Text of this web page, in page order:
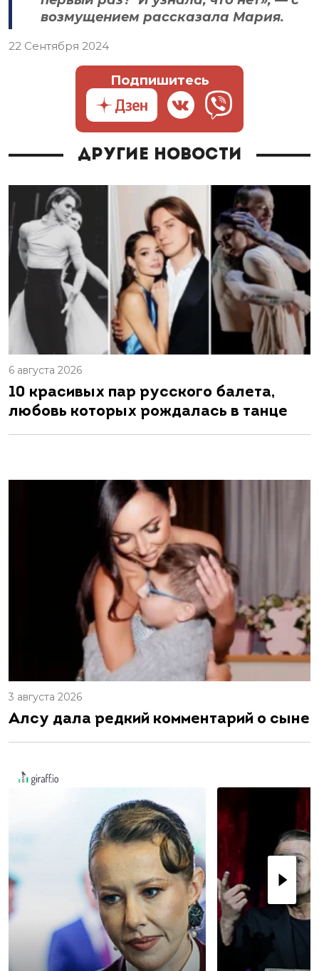
возмущением рассказала Мария.
22 Сентября 2024
Подпишитесь
Другие новости
6 августа 2026
10 красивых пар русского балета,
любовь которых рождалась в танце
3 августа 2026
Алсу дала редкий комментарий о сыне